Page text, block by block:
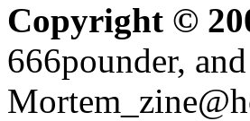
Copyright ©
666pounder,